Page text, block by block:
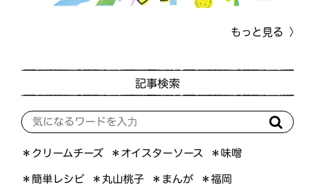
もっと見る
記事検索
＊クリームチーズ ＊オイスターソース ＊味噌
＊簡単レシピ ＊丸山桃子 ＊まんが ＊福岡